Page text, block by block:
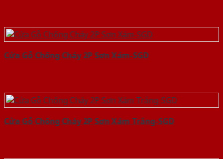
Cửa Gỗ Chống Cháy 2P Sơn Xám-SGD
Cửa Gỗ Chống Cháy 2P Sơn Xám Trắng-SGD